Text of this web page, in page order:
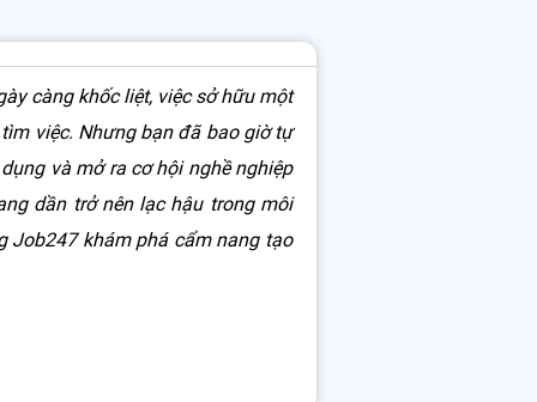
càng khốc liệt, việc sở hữu một
việc. Nhưng bạn đã bao giờ tự
và mở ra cơ hội nghề nghiệp
dần trở nên lạc hậu trong môi
Job247 khám phá cẩm nang tạo